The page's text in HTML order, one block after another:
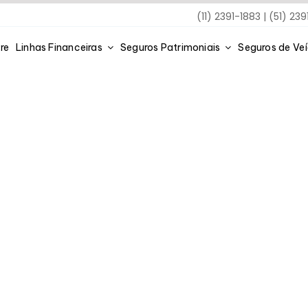
(11) 2391-1883 | (51)
Linhas Financeiras Seguros Patrimoniais Seguros de